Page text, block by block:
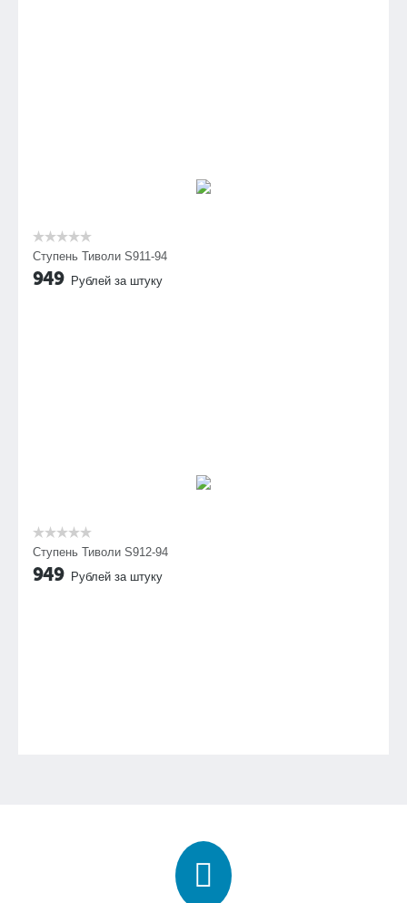
Ступень Тиволи S911-94
949 Рублей за штуку
Ступень Тиволи S912-94
949 Рублей за штуку